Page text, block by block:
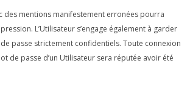
des mentions manifestement erronées pourra
L’Utilisateur s’engage également à garder
passe strictement confidentiels. Toute connexion
de passe d’un Utilisateur sera réputée avoir été